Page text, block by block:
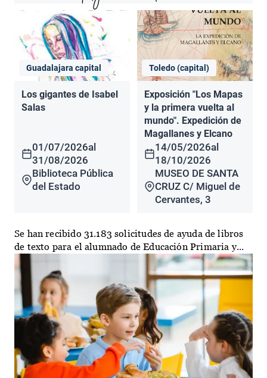
Guadalajara capital
Los gigantes de Isabel
Salas
01/07/2026al
31/08/2026
Biblioteca Pública
del Estado
Toledo (capital)
Exposición "Los Mapas
y la primera vuelta al
mundo". Expedición de
Magallanes y Elcano
14/05/2026al
18/10/2026
MUSEO DE SANTA
CRUZ C/ Miguel de
Cervantes, 3
Se han recibido 31.183 solicitudes de ayuda de libros
de texto para el alumnado de Educación Primaria y...